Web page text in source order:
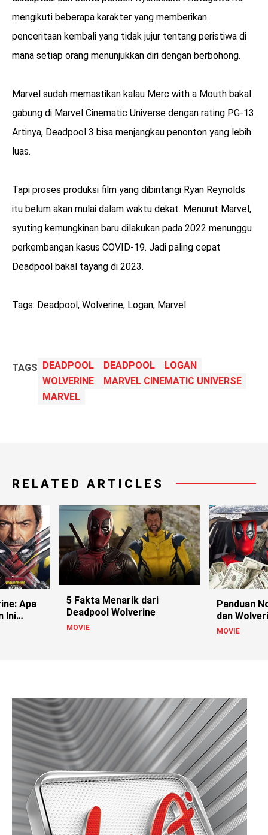
mengikuti beberapa karakter yang memberikan
penceritaan kembali yang tidak jujur tentang peristiwa di
mana setiap orang menunjukkan diri dengan berbohong.
Marvel sudah memastikan kalau Merc with a Mouth bakal
gabung di Marvel Cinematic Universe dengan rating PG-13.
Artinya, Deadpool 3 bisa menjangkau penonton yang lebih
luas.
Tapi proses produksi film yang dibintangi Ryan Reynolds
itu belum akan mulai dalam waktu dekat. Menurut Marvel,
syuting kemungkinan baru dilakukan pada 2022 menunggu
perkembangan kasus COVID-19. Jadi paling cepat
Deadpool bakal tayang di 2023.
Tags: Deadpool, Wolverine, Logan, Marvel
TAGS DEADPOOL DEADPOOL
LOGAN
WOLVERINE
MARVEL CINEMATIC UNIVERSE
MARVEL
RELATED ARTICLES
Apa
Ini
5 Fakta Menarik dari
Deadpool Wolverine
MOVIE
Panduan
dan
Belum
MOVIE